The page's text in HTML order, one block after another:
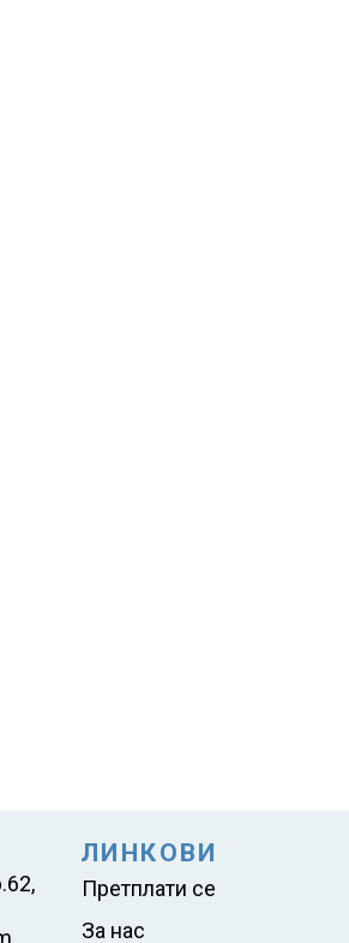
ЛИНКОВИ
Претплати се
За нас